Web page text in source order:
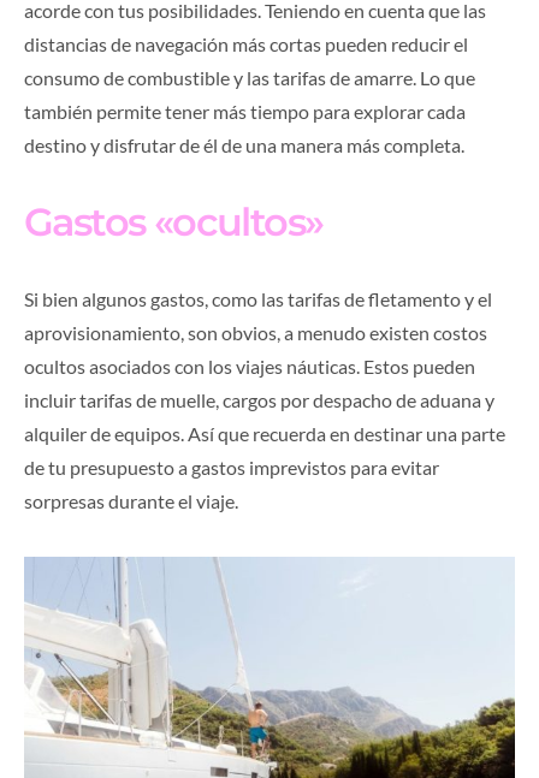
acorde con tus posibilidades. Teniendo en cuenta que las
distancias de navegación más cortas pueden reducir el
consumo de combustible y las tarifas de amarre. Lo que
también permite tener más tiempo para explorar cada
destino y disfrutar de él de una manera más completa.
Gastos «ocultos»
Si bien algunos gastos, como las tarifas de fletamento y el
aprovisionamiento, son obvios, a menudo existen costos
ocultos asociados con los viajes náuticas. Estos pueden
incluir tarifas de muelle, cargos por despacho de aduana y
alquiler de equipos. Así que recuerda en destinar una parte
de tu presupuesto a gastos imprevistos para evitar
sorpresas durante el viaje.